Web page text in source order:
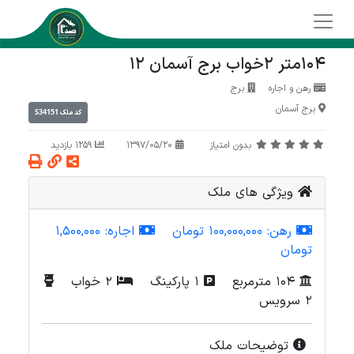
104متر 2خواب برج آسمان 12
رهن و اجاره
برج
برج آسمان
کد ملک S34151
بدون امتیاز
ویژگی های ملک
رهن: 100,000,000 تومان اجاره: 1,500,000
تومان
104 مترمربع
1 پارکینگ
2 خواب
2 سرویس
توضیحات ملک